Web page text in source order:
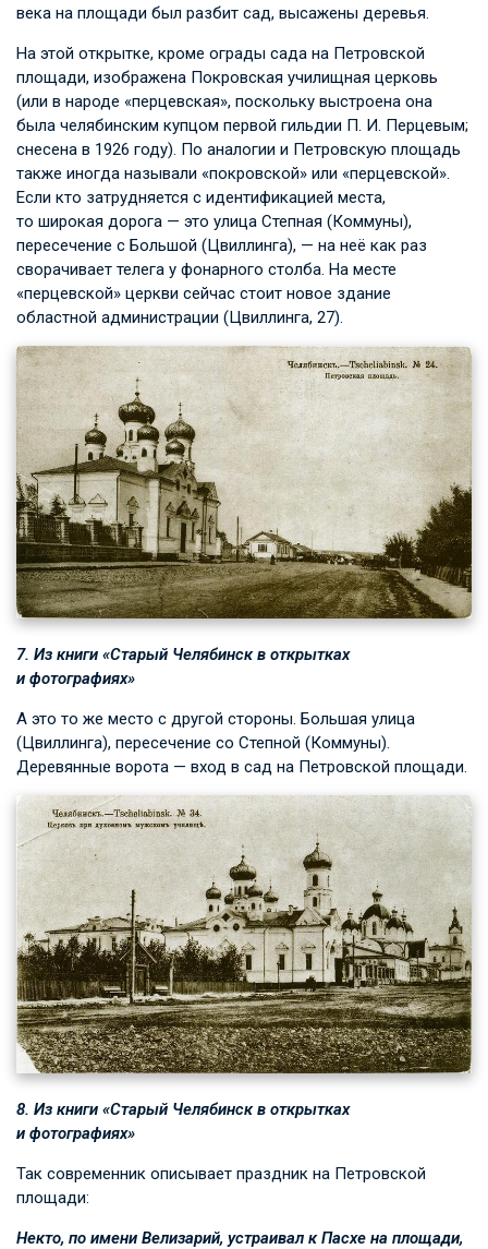
века на площади был разбит сад, высажены деревья.
На этой открытке, кроме ограды сада на Петровской
площади, изображена Покровская училищная церковь
(или в народе «перцевская», поскольку выстроена она
была челябинским купцом первой гильдии П. И. Перцевым;
снесена в 1926 году). По аналогии и Петровскую площадь
также иногда называли «покровской» или «перцевской».
Если кто затрудняется с идентификацией места,
то широкая дорога — это улица Степная (Коммуны),
пересечение с Большой (Цвиллинга), — на неё как раз
сворачивает телега у фонарного столба. На месте
«перцевской» церкви сейчас стоит новое здание
областной администрации (Цвиллинга, 27).
7. Из книги «Старый Челябинск в открытках
и фотографиях»
А это то же место с другой стороны. Большая улица
(Цвиллинга), пересечение со Степной (Коммуны).
Деревянные ворота — вход в сад на Петровской площади.
8. Из книги «Старый Челябинск в открытках
и фотографиях»
Так современник описывает праздник на Петровской
площади:
Некто, по имени Велизарий, устраивал к Пасхе на площади,